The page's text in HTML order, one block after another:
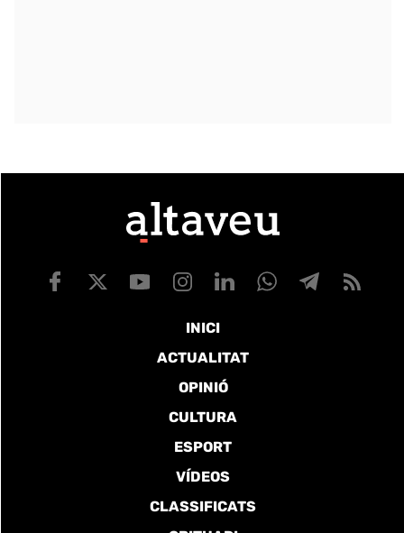
INICI
ACTUALITAT
OPINIÓ
CULTURA
ESPORT
VÍDEOS
CLASSIFICATS